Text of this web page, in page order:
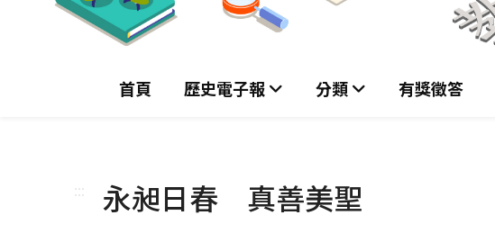
首頁 歷史電子報 分類 有獎徵答
::: 永昶日春 真善美聖